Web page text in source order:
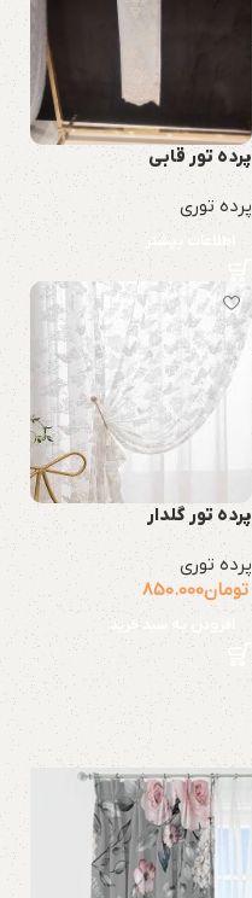
پرده تور قابی
پرده توری
اطلاعات بیشتر
پرده تور گلدار
پرده توری
تومان850.000
افزودن به سبد خرید